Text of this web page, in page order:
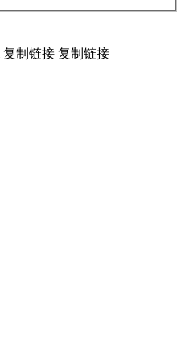
复制链接 复制链接